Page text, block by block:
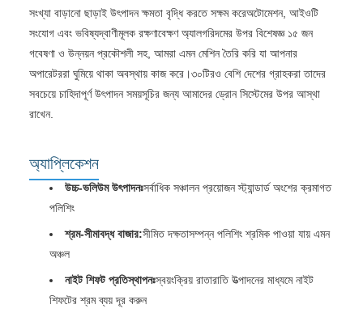
সংখ্যা বাড়ানো ছাড়াই উৎপাদন ক্ষমতা বৃদ্ধি করতে সক্ষম করেঅটোমেশন, আইওটি
সংযোগ এবং ভবিষ্যদ্বাণীমূলক রক্ষণাবেক্ষণ অ্যালগরিদমের উপর বিশেষজ্ঞ ১৫ জন
গবেষণা ও উন্নয়ন প্রকৌশলী সহ, আমরা এমন মেশিন তৈরি করি যা আপনার
অপারেটররা ঘুমিয়ে থাকা অবস্থায় কাজ করে।৩০টিরও বেশি দেশের গ্রাহকরা তাদের
সবচেয়ে চাহিদাপূর্ণ উৎপাদন সময়সূচির জন্য আমাদের ড্রোন সিস্টেমের উপর আস্থা
রাখেন.
অ্যাপ্লিকেশন
উচ্চ-ভলিউম উৎপাদনঃসর্বাধিক সঞ্চালন প্রয়োজন স্ট্যান্ডার্ড অংশের ক্রমাগত
পলিশিং
শ্রম-সীমাবদ্ধ বাজার:সীমিত দক্ষতাসম্পন্ন পলিশিং শ্রমিক পাওয়া যায় এমন
অঞ্চল
নাইট শিফট প্রতিস্থাপনঃস্বয়ংক্রিয় রাতারাতি উত্পাদনের মাধ্যমে নাইট
শিফটের শ্রম ব্যয় দূর করুন